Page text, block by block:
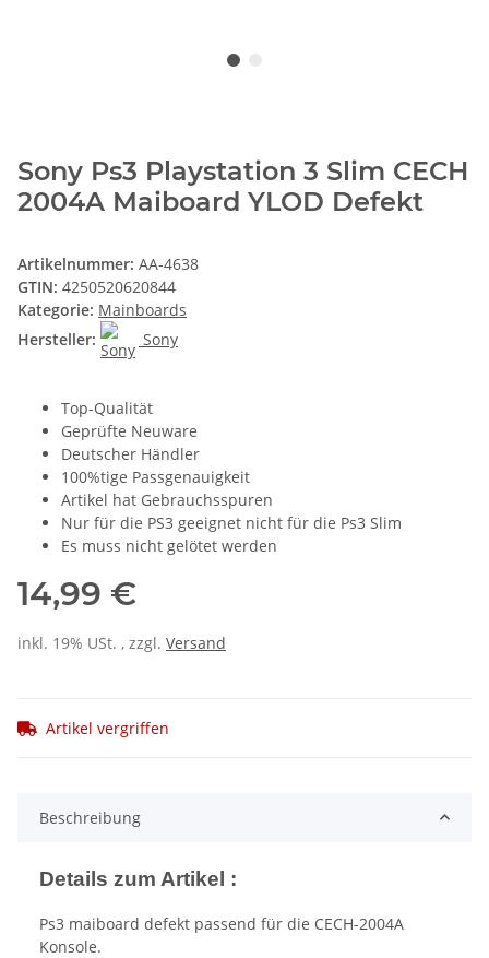
Sony Ps3 Playstation 3 Slim CECH
2004A Maiboard YLOD Defekt
Artikelnummer: AA-4638
GTIN: 4250520620844
Kategorie: Mainboards
Hersteller:
Sony
Top-Qualität
Geprüfte Neuware
Deutscher Händler
100%tige Passgenauigkeit
Artikel hat Gebrauchsspuren
Nur für die PS3 geeignet nicht für die Ps3 Slim
Es muss nicht gelötet werden
14,99 €
inkl. 19% USt. , zzgl. Versand
Artikel vergriffen
Beschreibung
Details zum Artikel :
Ps3 maiboard defekt passend für die CECH-2004A
Konsole.